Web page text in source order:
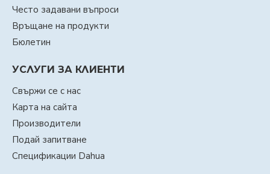
Често задавани въпроси
Връщане на продукти
Бюлетин
УСЛУГИ ЗА КЛИЕНТИ
Свържи се с нас
Карта на сайта
Производители
Подай запитване
Спецификации Dahua